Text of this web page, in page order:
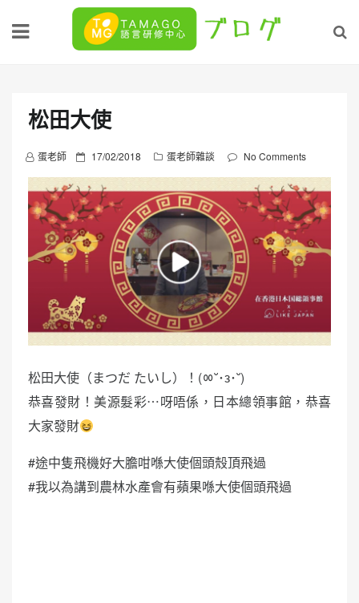
松田大使
蛋老師
P
o
s
t
e
d
o
17/02/2018 蛋老師雜談 No Comments
松田大使（まつだ たいし）！(ㆀ˘･з･˘)
恭喜發財！美源髮彩⋯呀唔係，日本總領事館，恭喜
大家發財
#途中隻飛機好大膽咁喺大使個頭殼頂飛過
#我以為講到農林水產會有蘋果喺大使個頭飛過